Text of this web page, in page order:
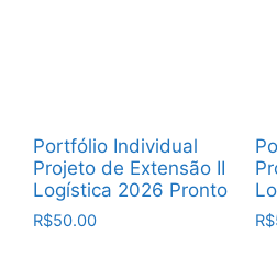
Portfólio Individual
Projeto de Extensão II
Logística 2026 Pronto
R$50.00 R$